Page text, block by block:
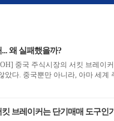
왜 실패했을까?
았다. 중국뿐만 아니라, 아마 세계
브레이커는 단기매매 도구인